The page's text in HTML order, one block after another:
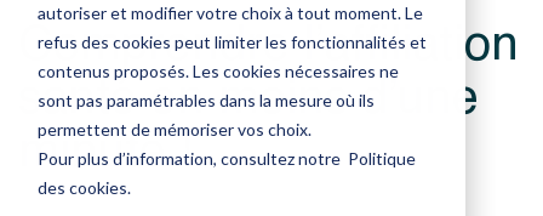
autoriser et modifier votre choix à tout moment. Le
refus des cookies peut limiter les fonctionnalités et
contenus proposés. Les cookies nécessaires ne
sont pas paramétrables dans la mesure où ils
permettent de mémoriser vos choix.
Pour plus d’information, consultez notre Politique
des cookies.
Comprendre l’affiliation
santé en moins d’une
minute !